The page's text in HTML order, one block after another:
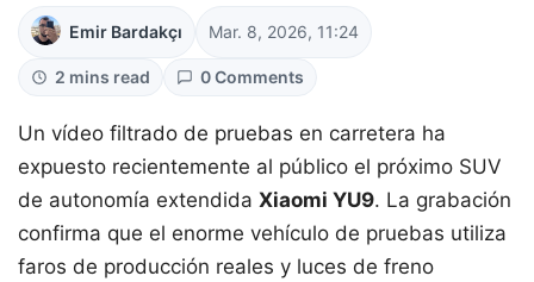
Emir Bardakçı Mar. 8, 2026, 11:24
2 mins read 0 Comments
Un vídeo filtrado de pruebas en carretera ha
expuesto recientemente al público el próximo SUV
de autonomía extendida Xiaomi YU9. La grabación
confirma que el enorme vehículo de pruebas utiliza
faros de producción reales y luces de freno